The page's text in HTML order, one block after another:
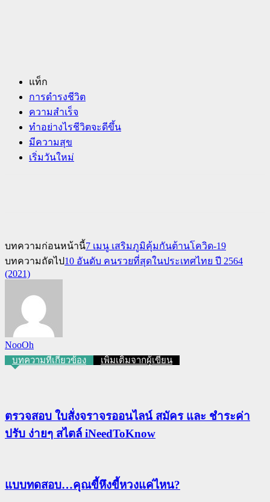
แท็ก
การดำรงชีวิต
ความสำเร็จ
ทําอย่างไรชีวิตจะดีขึ้น
มีความสุข
เริ่มวันใหม่
บทความก่อนหน้านี้7 เมนู เสริมภูมิคุ้มกันต้านโควิด-19
บทความถัดไป10 อันดับ คนรวยที่สุดในประเทศไทย ปี 2564
(2021)
NooOh
บทความที่เกี่ยวข้อง เพิ่มเติมจากผู้เขียน
ตรวจสอบ ใบสั่งจราจรออนไลน์ สมัคร และ ชำระค่า
ปรับ ง่ายๆ สไตล์ iNeedToKnow
แบบทดสอบ…คุณขี้หึงขี้หวงแค่ไหน?